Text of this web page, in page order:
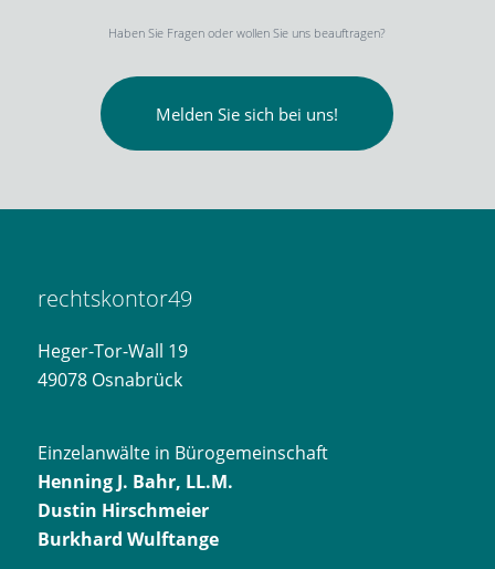
Haben Sie Fragen oder wollen Sie uns beauftragen?
Melden Sie sich bei uns!
rechtskontor49
Heger-Tor-Wall 19
49078 Osnabrück
Einzelanwälte in Bürogemeinschaft
Henning J. Bahr, LL.M.
Dustin Hirschmeier
Burkhard Wulftange